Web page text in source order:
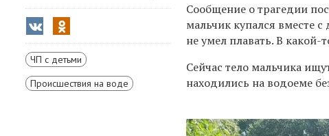
ЧП с детьми
Происшествия на воде
Сообщение о трагедии
мальчик купался вместе
не умел плавать. В
Сейчас тело мальчика
находились на водоеме